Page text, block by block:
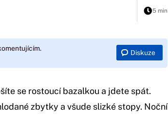
5 min
Diskuze
se rostoucí bazalkou a jdete spát.
zbytky a všude slizké stopy. Noční